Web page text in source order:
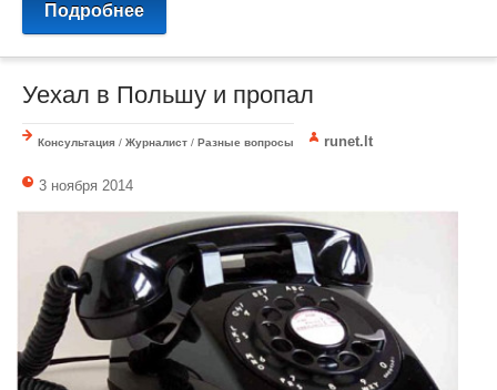
Подробнее
Уехал в Польшу и пропал
Консультация / Журналист / Разные вопросы runet.lt
3 ноября 2014